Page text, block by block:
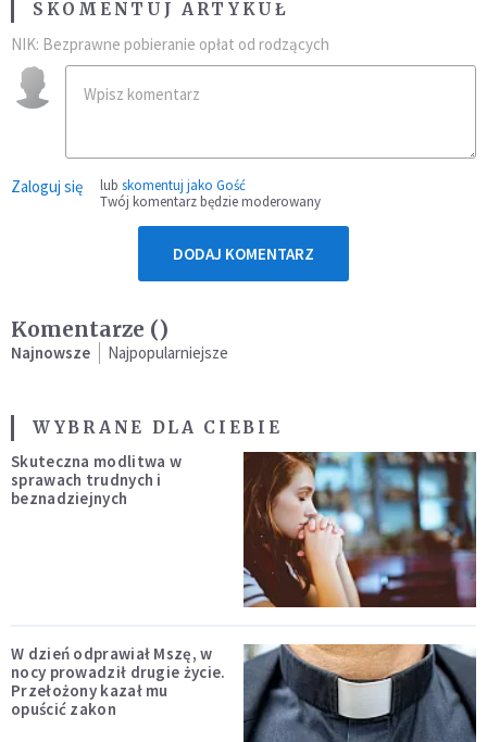
SKOMENTUJ ARTYKUŁ
NIK: Bezprawne pobieranie opłat od rodzących
Zaloguj się lub skomentuj jako Gość
Twój komentarz będzie moderowany
DODAJ KOMENTARZ
Komentarze ()
Najnowsze Najpopularniejsze
WYBRANE DLA CIEBIE
Skuteczna modlitwa w
sprawach trudnych i
beznadziejnych
W dzień odprawiał Mszę, w
nocy prowadził drugie życie.
Przełożony kazał mu
opuścić zakon